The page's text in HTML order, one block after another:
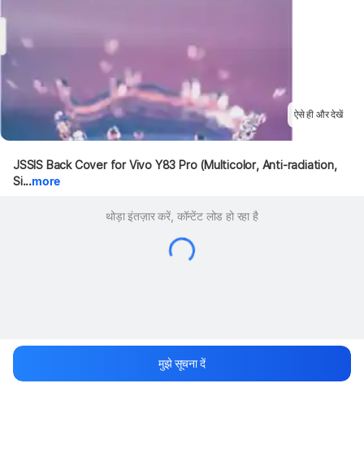
ऐसे ही और देखें
JSSIS Back Cover for Vivo Y83 Pro (Multicolor, Anti-radiation,
Si...more
थोड़ा इंतज़ार करें, कॉन्टेंट लोड हो रहा है
मुझे सूचना दें